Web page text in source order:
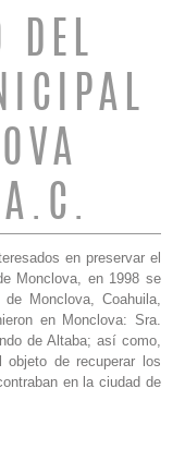
DEL
en preservar el
Monclova, en 1998 se
Monclova, Coahuila,
en Monclova: Sra.
de Altaba; así como,
objeto de recuperar los
en la ciudad de